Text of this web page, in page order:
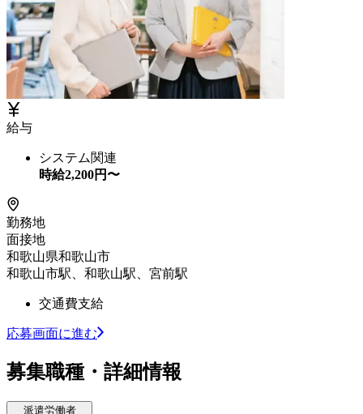
給与
システム関連
時給2,200円〜
勤務地
面接地
和歌山県和歌山市
和歌山市駅、和歌山駅、宮前駅
交通費支給
応募画面に進む
募集職種・詳細情報
派遣労働者